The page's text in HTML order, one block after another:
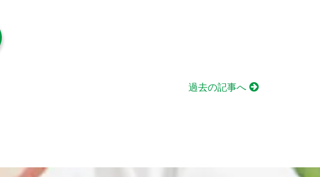
過去の記事へ